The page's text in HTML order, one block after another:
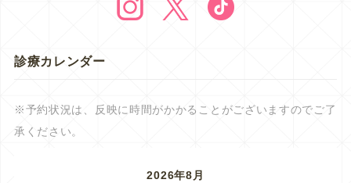
診療カレンダー
※予約状況は、反映に時間がかかることがございますのでご了
承ください。
2026年8月